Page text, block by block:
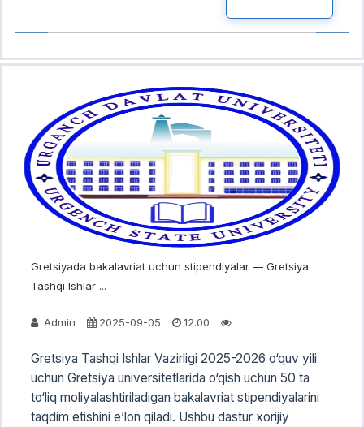
Gretsiyada bakalavriat uchun stipendiyalar — Gretsiya
Tashqi Ishlar ...
Admin 2025-09-05 12.00
Gretsiya Tashqi Ishlar Vazirligi 2025-2026 o‘quv yili
uchun Gretsiya universitetlarida o‘qish uchun 50 ta
to‘liq moliyalashtiriladigan bakalavriat stipendiyalarini
taqdim etishini e’lon qiladi. Ushbu dastur xorijiy